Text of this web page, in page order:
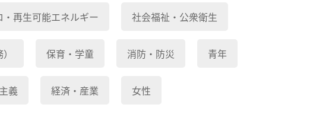
・再生可能エネルギー 社会福祉・公衆衛生
保育・学童 消防・防災 青年
義 経済・産業 女性